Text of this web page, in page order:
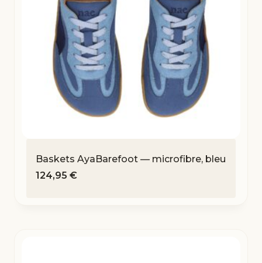
Baskets AyaBarefoot — microfibre, bleu
124,95 €